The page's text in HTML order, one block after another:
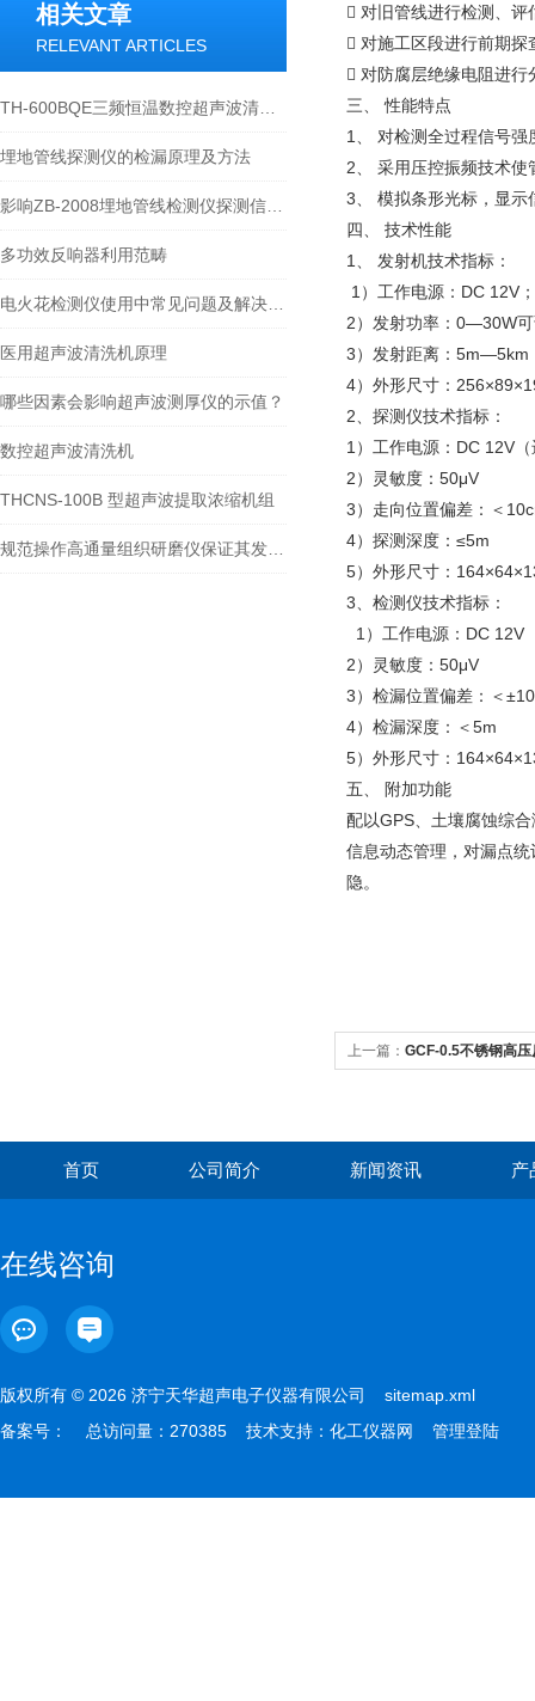
相关文章
RELEVANT ARTICLES
埋地管线探测仪的检漏原理及方法
多功效反响器利用范畴
医用超声波清洗机原理
哪些因素会影响超声波测厚仪的示值？
数控超声波清洗机
THCNS-100B 型超声波提取浓缩机组
 对旧管线进行检测、
 对施工区段进行前期
 对防腐层绝缘电阻进
三、 性能特点
1、 对检测全过程信号
2、 采用压控振频技术
3、 模拟条形光标，显示
四、 技术性能
1、 发射机技术指标：
1）工作电源：DC 12V
2）发射功率：0—30W
3）发射距离：5m—5km
4）外形尺寸：
2、探测仪技术指标：
1）工作电源：DC 12V
2）灵敏度：50μV
3）走向位置偏差：＜
4）探测深度：≤5m
5）外形尺寸：
3、检测仪技术指标：
1）工作电源：DC 12V
2）灵敏度：50μV
3）检漏位置偏差：＜
4）检漏深度：＜5m
5）外形尺寸：
五、 附加功能
配以GPS、土壤腐蚀综
信息动态管理，对漏点
隐。
上一篇： GCF-0.5不锈钢高压
首页 公司简介 新闻资讯 产
在线咨询
版权所有 © 2026 济宁天华超声电子仪器有限公司 sitemap.xml
备案号：
总访问量：270385 技术支持： 化工仪器网 管理登陆